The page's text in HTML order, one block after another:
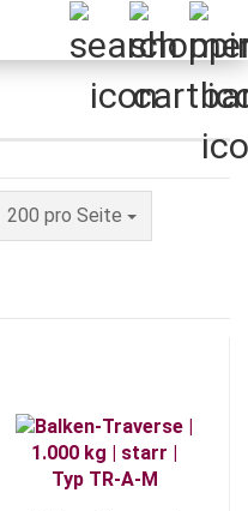
200 pro Seite
pro Seite